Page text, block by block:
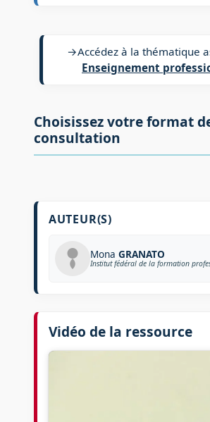
→Accédez à la thématique
Enseignement
Choisissez votre format
consultation
AUTEUR(S)
Mona GRANATO
Vidéo de la ressource